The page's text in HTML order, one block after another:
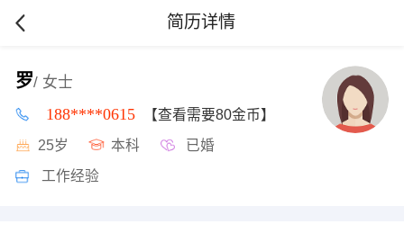
简历详情
罗/ 女士
188****0615 【查看需要80金币】
25岁 本科 已婚
工作经验